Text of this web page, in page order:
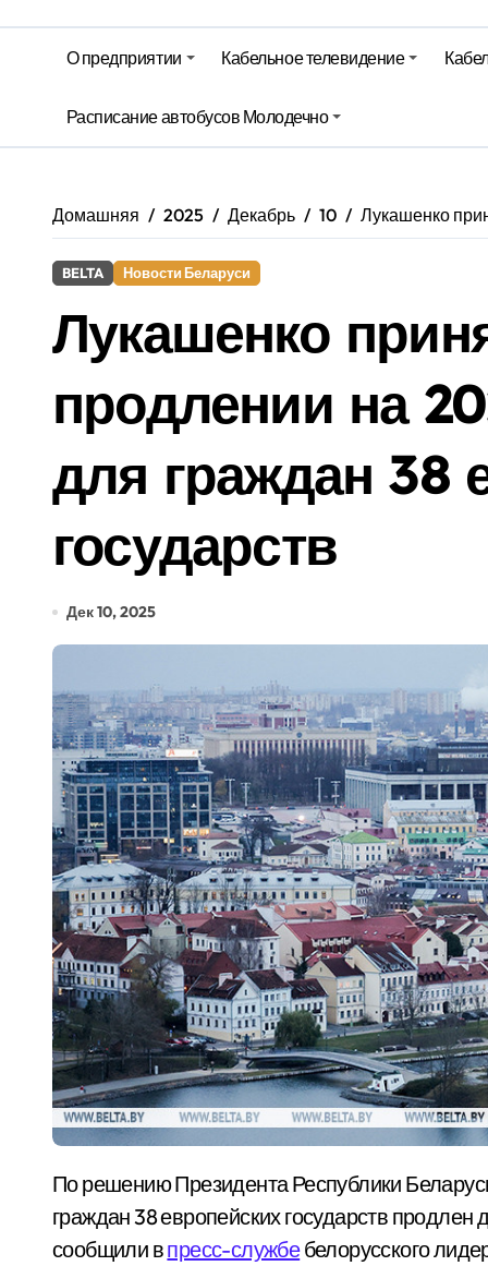
Молодечно. Новости время
О предприятии Кабельное телевидение
Расписание автобусов Молодечно
Домашняя 2025 Декабрь 10 Лукашенко
BELTA Новости Беларуси
Лукашенко
продлении на
для граждан 38
государств
Дек 10, 2025
По решению Президента Республики Беларусь безвизовый режим въезда в страну для
граждан 38 европейских государств
сообщили впресс-службебелорусского